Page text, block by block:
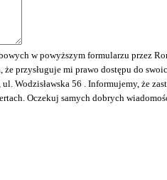
w powyższym formularzu przez
przysługuje mi prawo dostępu do
Wodzisławska 56 . Informujemy, że
Oczekuj samych dobrych